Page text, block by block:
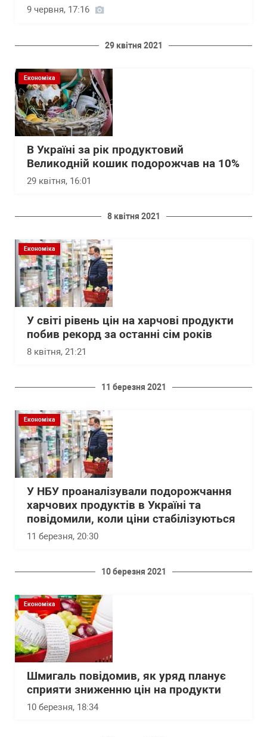
9 червня, 17:16
29 квітня 2021
Економіка
В Україні за рік продуктовий
Великодній кошик подорожчав на 10%
29 квітня, 16:01
8 квітня 2021
Економіка
У світі рівень цін на харчові продукти
побив рекорд за останні сім років
8 квітня, 21:21
11 березня 2021
Економіка
У НБУ проаналізували подорожчання
харчових продуктів в Україні та
повідомили, коли ціни стабілізуються
11 березня, 20:30
10 березня 2021
Економіка
Шмигаль повідомив, як уряд планує
сприяти зниженню цін на продукти
10 березня, 18:34